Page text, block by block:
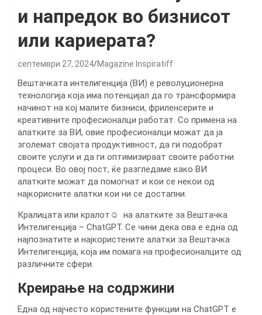
и напредок во бизнисот
или кариерата?
септември 27, 2024 Magazine Inspiratiff
Вештачката интелигенција (ВИ) е револуционерна
технологија која има потенцијал да го трансформира
начинот на кој малите бизниси, фриленсерите и
креативните професионалци работат. Со примена на
алатките за ВИ, овие професионалци можат да ја
зголемат својата продуктивност, да ги подобрат
своите услуги и да ги оптимизираат своите работни
процеси. Во овој пост, ќе разгледаме како ВИ
алатките можат да помогнат и кои се некои од
најкорисните алатки кои ни се достапни.
Кралицата или кралот☺ на алатките за Вештачка
Интелигенција – ChatGPT. Се чини дека ова е една од
најпознатите и најкористените алатки за Вештачка
Интелигенција, која им помага на професионалците од
различните сфери.
Креирање на содржини
Една од најчесто користените функции на ChatGPT e